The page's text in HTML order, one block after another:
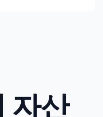
자산